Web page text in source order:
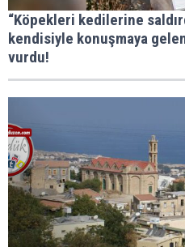
“Köpekleri kedilerine
kendisiyle konuşmaya
vurdu!